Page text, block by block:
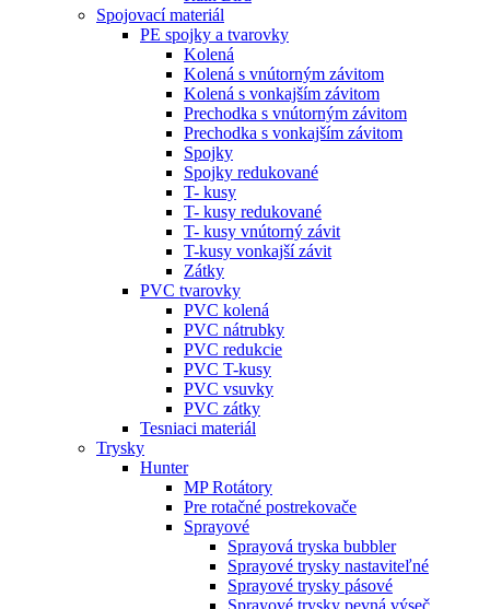
Spojovací materiál
PE spojky a tvarovky
Kolená
Kolená s vnútorným závitom
Kolená s vonkajším závitom
Prechodka s vnútorným závitom
Prechodka s vonkajším závitom
Spojky
Spojky redukované
T- kusy
T- kusy redukované
T- kusy vnútorný závit
T-kusy vonkajší závit
Zátky
PVC tvarovky
PVC kolená
PVC nátrubky
PVC redukcie
PVC T-kusy
PVC vsuvky
PVC zátky
Tesniaci materiál
Trysky
Hunter
MP Rotátory
Pre rotačné postrekovače
Sprayové
Sprayová tryska bubbler
Sprayové trysky nastaviteľné
Sprayové trysky pásové
Sprayové trysky pevná výseč